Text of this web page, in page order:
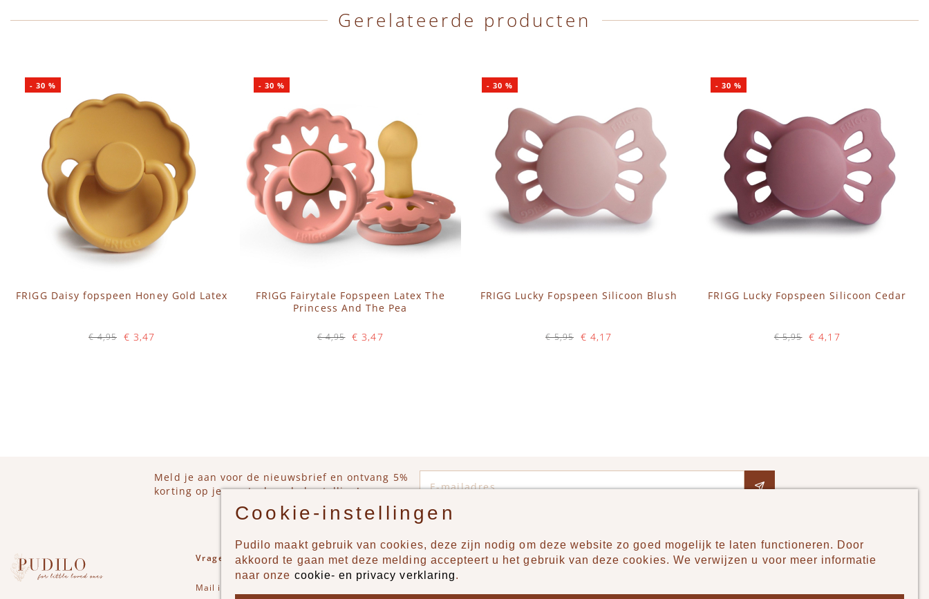
Gerelateerde producten
FRIGG Daisy fopspeen Honey Gold Latex
€ 3,47
€ 4,95
-30 %
FRIGG Fairytale Fopspeen Latex The
Princess And The Pea
€ 3,47
€ 4,95
- 30 %
FRIGG Lucky Fopspeen Silicoon Blush
€ 4,17
€ 5,95
-30 %
FRIGG Lucky Fopspeen Silicoon Cedar
€ 4,17
€ 5,95
- 30 %
Meld je aan voor de nieuwsbrief en ontvang 5%
korting op je eerstvolgende bestelling!
Vragen of opmerkingen?
Mail info@pudilo.nl
Producten Pudilo
Cookie-instellingen
Pudilo maakt gebruik van cookies, deze zijn nodig om deze website zo goed mogelijk te laten functioneren. Door
akkoord te gaan met deze melding accepteert u het gebruik van deze cookies. We verwijzen u voor meer informatie
naar onze cookie- en privacy verklaring.